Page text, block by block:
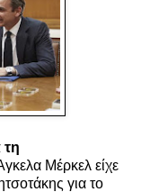
τη
Μέρκελ είχε
για το